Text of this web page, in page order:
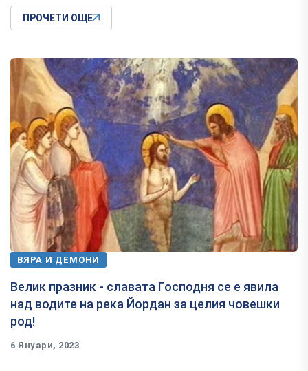
ПРОЧЕТИ ОЩЕ
ВЯРА И ДЕМОНИ
Велик празник - славата Господня се е явила
над водите на река Йордан за целия човешки
род!
6 Януари, 2023